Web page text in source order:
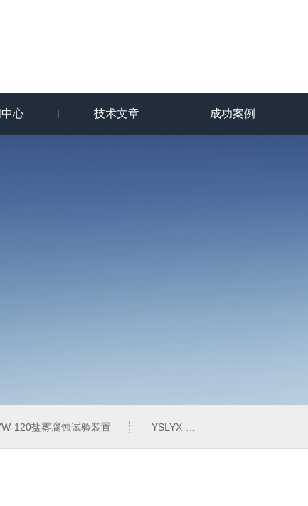
心 技术文章 成功案例
120盐雾腐蚀试验装置 YSLYX-010防水试验设备